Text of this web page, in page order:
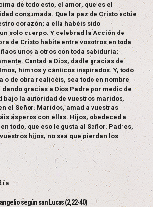
de todo esto, el amor, que es el
consumada. Que la paz de Cristo actúe
corazón; a ella habéis sido
solo cuerpo. Y celebrad la Acción de
de Cristo habite entre vosotros en toda
unos a otros con toda sabiduría;
Cantad a Dios, dadle gracias de
himnos y cánticos inspirados. Y, todo
o de obra realicéis, sea todo en nombre
dando gracias a Dios Padre por medio de
bajo la autoridad de vuestros maridos,
el Señor. Maridos, amad a vuestras
ásperos con ellas. Hijos, obedeced a
todo, que eso le gusta al Señor. Padres,
hijos, no sea que pierdan los
según san Lucas (2,22-40)